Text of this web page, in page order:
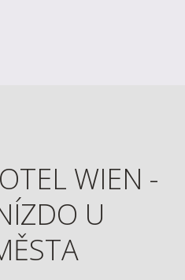
WIEN -
U